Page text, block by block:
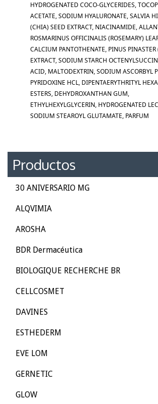
HYDROGENATED COCO-GLYCERIDES,
ACETATE, SODIUM HYALURONATE, SALVIA
(CHIA) SEED EXTRACT, NIACINAMIDE,
ROSMARINUS OFFICINALIS (ROSEMARY)
CALCIUM PANTOTHENATE, PINUS PINASTER
EXTRACT, SODIUM STARCH
ACID, MALTODEXTRIN, SODIUM ASCORBYL
PYRIDOXINE HCL, DIPENTAERYTHRITYL
ESTERS, DEHYDROXANTHAN GUM,
ETHYLHEXYLGLYCERIN, HYDROGENATED
SODIUM STEAROYL GLUTAMATE, PARFUM
Productos
30 ANIVERSARIO MG
ALQVIMIA
AROSHA
BDR Dermacéutica
BIOLOGIQUE RECHERCHE BR
CELLCOSMET
DAVINES
ESTHEDERM
EVE LOM
GERNETIC
GLOW